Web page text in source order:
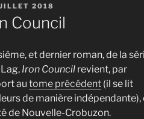
2018
Council
et dernier roman, de la
Iron Council revient, par
au tome précédent (il se lit
de manière indépendante),
de Nouvelle-Crobuzon.